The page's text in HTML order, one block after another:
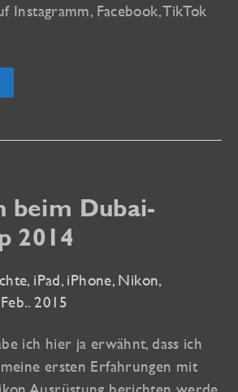
Instagramm, Facebook, TikTok
beim Dubai-
2014
, iPad, iPhone, Nikon,
2015
ich hier ja erwähnt, dass ich
ersten Erfahrungen mit